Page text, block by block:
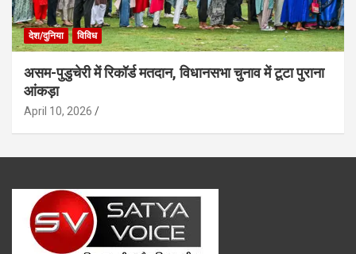
देश/दुनिया विविध
असम-पुडुचेरी में रिकॉर्ड मतदान, विधानसभा चुनाव में टूटा पुराना
आंकड़ा
April 10, 2026